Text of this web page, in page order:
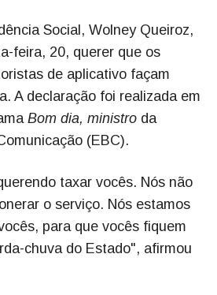
Social, Wolney Queiroz,
feira, 20, querer que os
de aplicativo façam
A declaração foi realizada em
Bom dia, ministro da
(EBC).
taxar vocês. Nós não
o serviço. Nós estamos
para que vocês fiquem
chuva do Estado", afirmou